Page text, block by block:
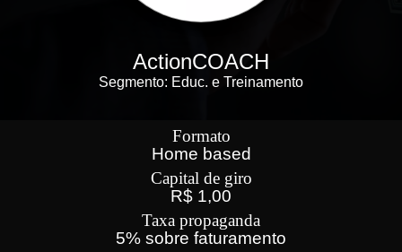
ActionCOACH
Segmento: Educ. e Treinamento
Formato
Home based
Capital de giro
R$ 1,00
Taxa propaganda
5% sobre faturamento